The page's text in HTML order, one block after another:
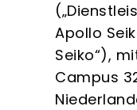
Apollo
Seiko“),
Campus